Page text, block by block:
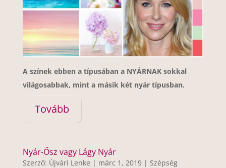
A színek ebben a típusában a NYÁRNAK sokkal
világosabbak, mint a másik két nyár típusban.
Tovább
Nyár-Ősz vagy Lágy Nyár
Szerző: Újvári Lenke | márc 1, 2019| Szépség